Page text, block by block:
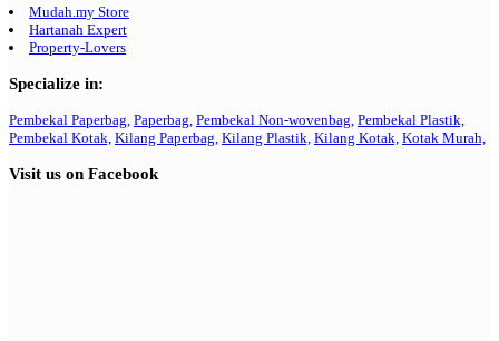
Mudah.my Store
Hartanah Expert
Property-Lovers
Specialize in:
Pembekal Paperbag, Paperbag, Pembekal Non-wovenbag, Pembekal Plastik,
Pembekal Kotak, Kilang Paperbag, Kilang Plastik, Kilang Kotak, Kotak Murah,
Visit us on Facebook